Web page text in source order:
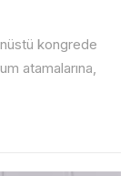
kongrede
atamalarına,